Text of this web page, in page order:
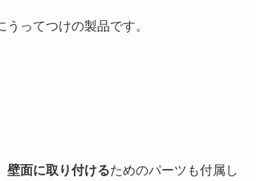
うってつけの製品です。
壁面に取り付けるためのパーツも付属し